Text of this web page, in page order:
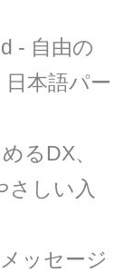
- 自由の
本語パー
るDX、
さしい入
ッセージ